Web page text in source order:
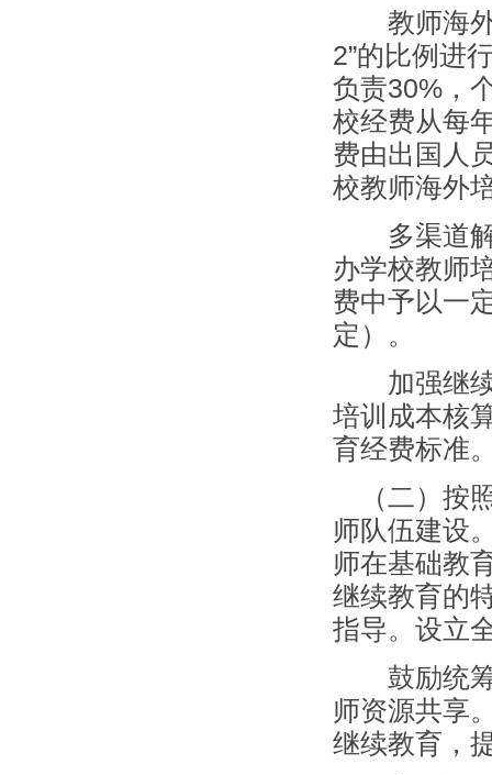
教师海外
2”的比例进
负责30%，
校经费从每
费由出国人
校教师海外
多渠道解
办学校教师
费中予以一
定）。
加强继续
培训成本核
育经费标准
（二）按
师队伍建设
师在基础教
继续教育的
指导。设立
鼓励统筹
师资源共享
继续教育，